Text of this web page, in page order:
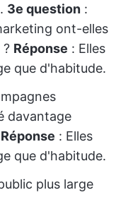
3e question :
ont-elles
Réponse : Elles
que d'habitude.
davantage
Réponse : Elles
que d'habitude.
plus large